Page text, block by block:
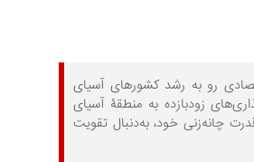
رو به رشد کشورهای آسیای
زودبازده به منطقۀ آسیای
و قدرت چانه‌زنی خود، به‌دنبال تقویت